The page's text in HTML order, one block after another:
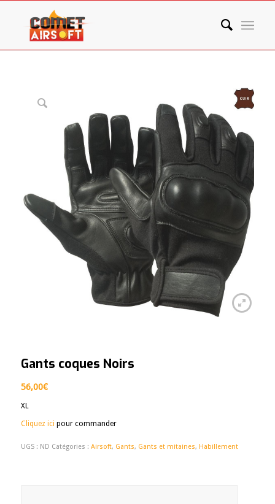
Gants coques Noirs
56,00€
XL
Cliquez ici pour commander
UGS : ND Catégories : Airsoft, Gants, Gants et mitaines, Habillement